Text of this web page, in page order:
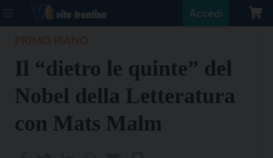
Accedi
Il “dietro le quinte” del
Nobel della Letteratura
con Mats Malm